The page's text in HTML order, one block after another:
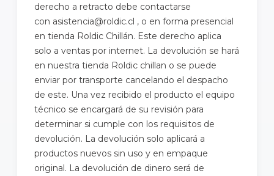
derecho a retracto debe contactarse
con asistencia@roldic.cl , o en forma presencial
en tienda Roldic Chillán. Este derecho aplica
solo a ventas por internet. La devolución se hará
en nuestra tienda Roldic chillan o se puede
enviar por transporte cancelando el despacho
de este. Una vez recibido el producto el equipo
técnico se encargará de su revisión para
determinar si cumple con los requisitos de
devolución. La devolución solo aplicará a
productos nuevos sin uso y en empaque
original. La devolución de dinero será de